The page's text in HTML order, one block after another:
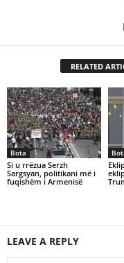
RELATED
Bota
Si u rrëzua Serzh
Sargsyan, politikani më i
fuqishëm i Armenisë
LEAVE A REPLY